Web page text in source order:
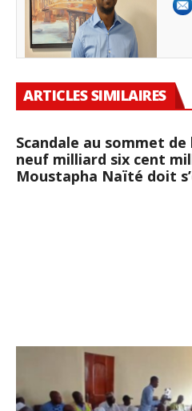
ARTICLES SIMILAIRES
Scandale au sommet
neuf milliard six cent
Moustapha Naïté doit